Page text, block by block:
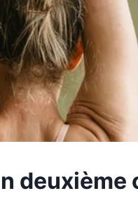
deuxième